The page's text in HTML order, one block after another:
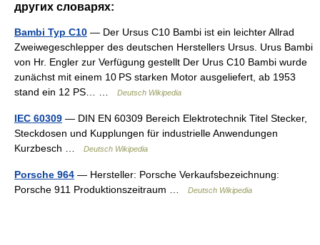
других словарях:
Bambi Typ C10 — Der Ursus C10 Bambi ist ein leichter Allrad
Zweiwegeschlepper des deutschen Herstellers Ursus. Urus Bambi
von Hr. Engler zur Verfügung gestellt Der Urus C10 Bambi wurde
zunächst mit einem 10 PS starken Motor ausgeliefert, ab 1953
stand ein 12 PS… …
Deutsch Wikipedia
IEC 60309 — DIN EN 60309 Bereich Elektrotechnik Titel Stecker,
Steckdosen und Kupplungen für industrielle Anwendungen
Kurzbesch …
Deutsch Wikipedia
Porsche 964 — Hersteller: Porsche Verkaufsbezeichnung:
Porsche 911 Produktionszeitraum …
Deutsch Wikipedia